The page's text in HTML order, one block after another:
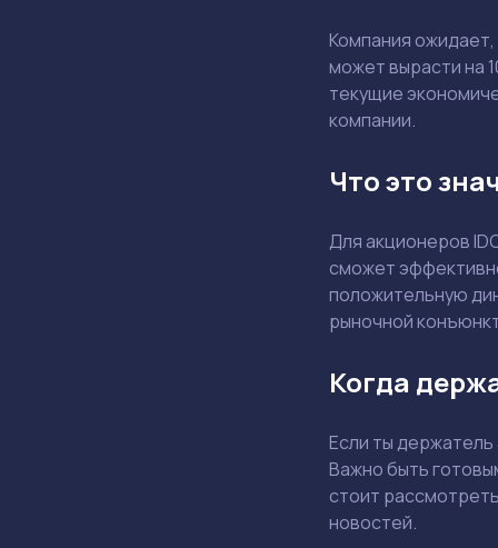
Компания
может вырасти на
текущие
компании.
Что это
Для акционеров
сможет
положительную
рыночной
Когда
Если ты
Важно быть
стоит
новостей.